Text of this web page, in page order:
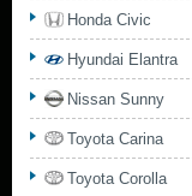
Honda Civic
Hyundai Elantra
Nissan Sunny
Toyota Carina
Toyota Corolla